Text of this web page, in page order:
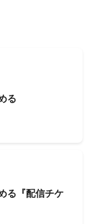
る
る『配信チケ